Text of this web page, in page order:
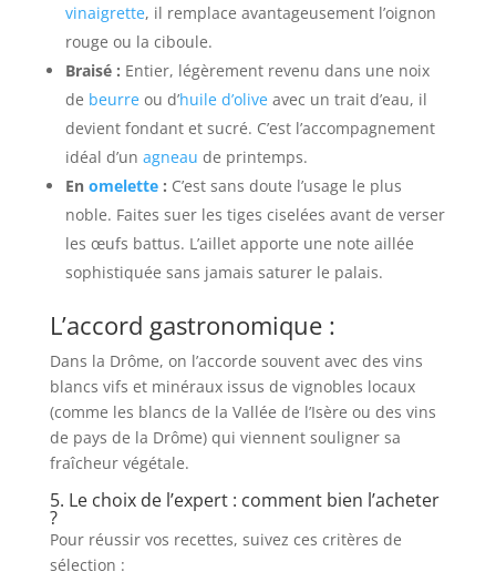
vinaigrette, il remplace avantageusement l’oignon
rouge ou la ciboule.
Braisé : Entier, légèrement revenu dans une noix
de beurreou d’huile d’oliveavec un trait d’eau, il
devient fondant et sucré. C’est l’accompagnement
idéal d’un agneau de printemps.
En omelette: C’est sans doute l’usage le plus
noble. Faites suer les tiges ciselées avant de verser
les œufs battus. L’aillet apporte une note aillée
sophistiquée sans jamais saturer le palais.
L’accord gastronomique :
Dans la Drôme, on l’accorde souvent avec des vins
blancs vifs et minéraux issus de vignobles locaux
(comme les blancs de la Vallée de l’Isère ou des vins
de pays de la Drôme) qui viennent souligner sa
fraîcheur végétale.
5. Le choix de l’expert : comment bien l’acheter
?
Pour réussir vos recettes, suivez ces critères de
sélection :